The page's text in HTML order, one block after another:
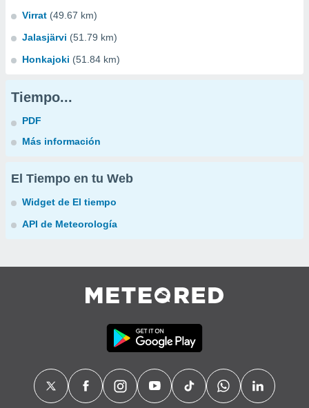
Virrat (49.67 km)
Jalasjärvi (51.79 km)
Honkajoki (51.84 km)
Tiempo...
PDF
Más información
El Tiempo en tu Web
Widget de El tiempo
API de Meteorología